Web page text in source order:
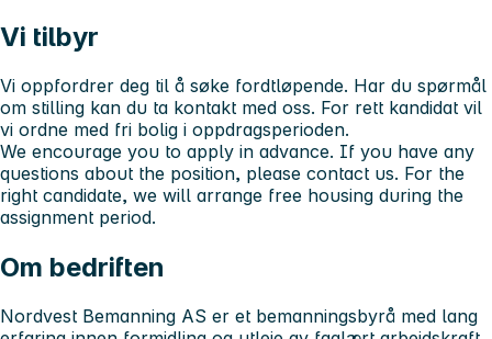
Vi tilbyr
Vi oppfordrer deg til å søke fordtløpende. Har du spørmål
om stilling kan du ta kontakt med oss. For rett kandidat vil
vi ordne med fri bolig i oppdragsperioden.
We encourage you to apply in advance. If you have any
questions about the position, please contact us. For the
right candidate, we will arrange free housing during the
assignment period.
Om bedriften
Nordvest Bemanning AS er et bemanningsbyrå med lang